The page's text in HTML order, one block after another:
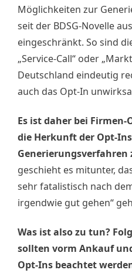
Möglichkeiten zur
seit der BDSG-Novelle
eingeschränkt. So sind
„Service-Call“ oder
Deutschland eindeutig
auch das Opt-In
Es ist daher bei
die Herkunft der Opt-
Generierungsverfahren
geschieht es mitunter,
sehr fatalistisch nach
irgendwie gut gehen“
Was ist also zu tun?
sollten vorm Ankauf
Opt-Ins beachtet